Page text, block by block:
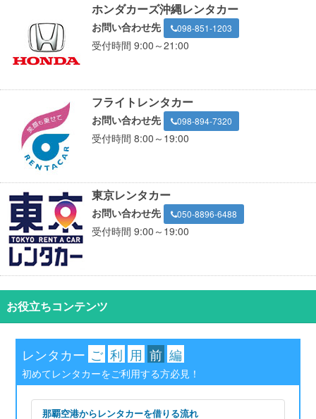
ホンダカーズ沖縄レンタカー
お問い合わせ先 098-851-1203
受付時間 9:00～21:00
フライトレンタカー
お問い合わせ先 098-894-7320
受付時間 8:00～19:00
東京レンタカー
お問い合わせ先 050-8896-6488
受付時間 9:00～19:00
お役立ちコンテンツ
レンタカー ご 利 用 前 編
初めてレンタカーをご利用する方必見！
那覇空港からレンタカーを借りる流れ